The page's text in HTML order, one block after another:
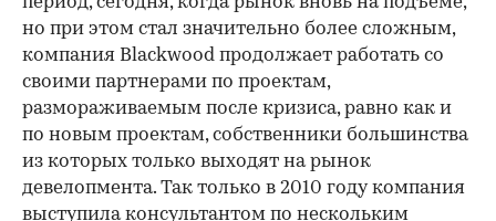
но при этом стал значительно более сложным,
компания Blackwood продолжает работать со
своими партнерами по проектам,
размораживаемым после кризиса, равно как и
по новым проектам, собственники большинства
из которых только выходят на рынок
девелопмента. Так только в 2010 году компания
выступила консультантом по нескольким